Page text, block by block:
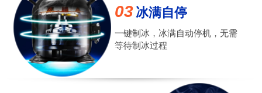
03 冰满自停
一键制冰，冰满自动停机，无需
等待制冰过程